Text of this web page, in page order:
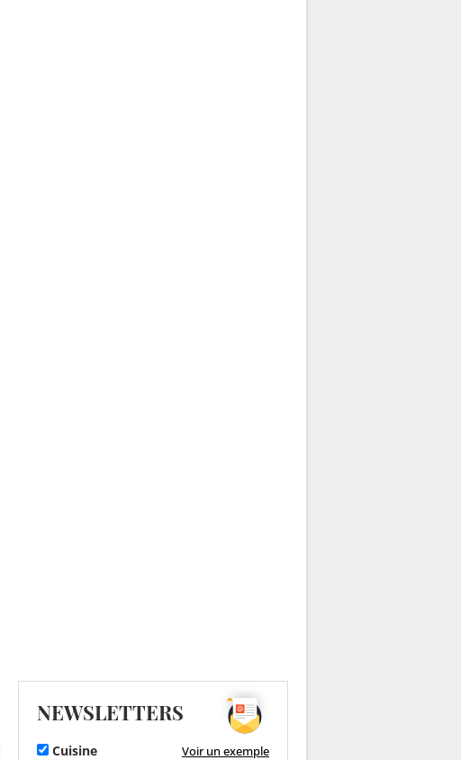
NEWSLETTERS
Cuisine Voir un exemple